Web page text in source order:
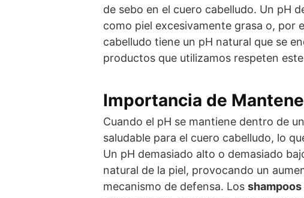
de sebo en el cuero cabelludo. Un pH
como piel excesivamente grasa o, por
cabelludo tiene un pH natural que se
productos que utilizamos respeten
Importancia de
Cuando el pH se mantiene dentro de
saludable para el cuero cabelludo, lo
Un pH demasiado alto o demasiado
natural de la piel, provocando un
mecanismo de defensa. Los